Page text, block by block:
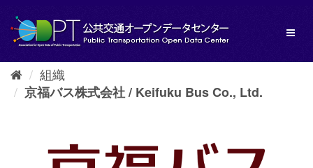
し
組織
京福バス株式会社 / Keifuku Bus Co., Ltd.